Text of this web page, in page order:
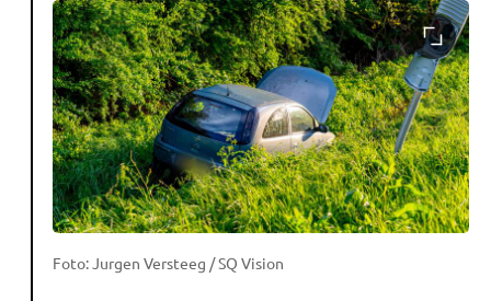
Foto: Jurgen Versteeg / SQ Vision